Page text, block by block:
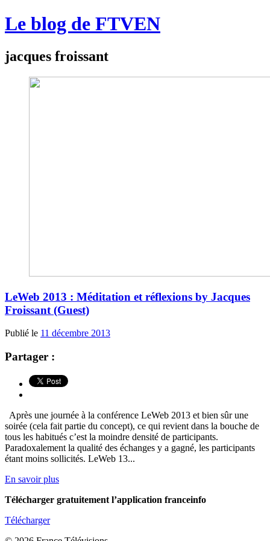
Le blog de FTVEN
jacques froissant
LeWeb 2013 : Méditation et réflexions by Jacques
Froissant (Guest)
Publié le 11 décembre 2013
Partager :
Après une journée à la conférence LeWeb 2013 et bien sûr une
soirée (cela fait partie du concept), ce qui revient dans la bouche de
tous les habitués c’est la moindre densité de participants.
Paradoxalement la qualité des échanges y a gagné, les participants
étant moins sollicités. LeWeb 13...
En savoir plus
Télécharger gratuitement l’application franceinfo
Télécharger